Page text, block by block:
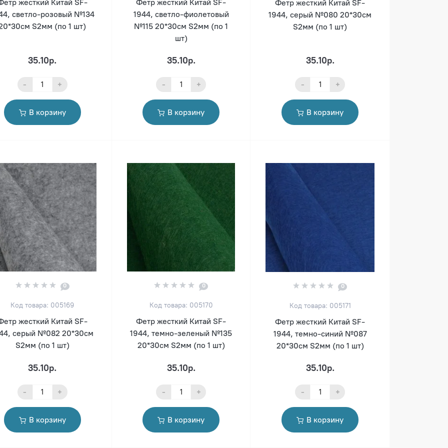
жесткий Китай SF-
светло-розовый №134
S2мм (по 1 шт)
35.10р.
- +
В корзину
Фетр жесткий Китай SF-
1944, светло-фиолетовый
№115 20*30см S2мм (по 1
шт)
35.10р.
- +
В корзину
Фетр жесткий Китай SF-
1944, серый №080 20*30см
S2мм (по 1 шт)
35.10р.
- +
В корзину
0
Код товара: 005169
жесткий Китай SF-
серый №082 20*30см
S2мм (по 1 шт)
35.10р.
- +
В корзину
0
Код товара: 005170
Фетр жесткий Китай SF-
1944, темно-зеленый №135
20*30см S2мм (по 1 шт)
35.10р.
- +
В корзину
0
Код товара: 005171
Фетр жесткий Китай SF-
1944, темно-синий №087
20*30см S2мм (по 1 шт)
35.10р.
- +
В корзину